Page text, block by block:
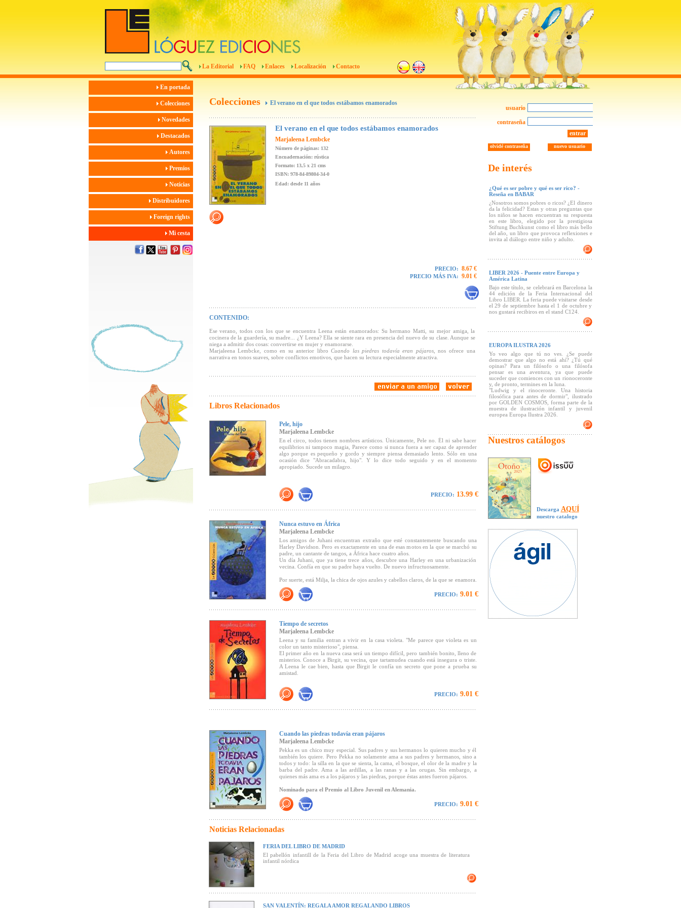
La Editorial FAQ Enlaces Localización Contacto
En portada
Colecciones
Novedades
Destacados
Autores
Premios
Noticias
Distribuidores
Foreign rights
Mi cesta
Colecciones El verano en el que todos estábamos enamorados
El verano en el que todos estábamos enamorados
Marjaleena Lembcke
Número de páginas: 132
Encuadernación: rústica
Formato: 13,5 x 21 cms
ISBN: 978-84-89804-34-0
Edad: desde 11 años
PRECIO: 8.67 €
PRECIO MÁS IVA: 9.01 €
CONTENIDO:
Ese verano, todos con los que se encuentra Leena están enamorados: Su hermano Matti, su mejor amiga, la
cocinera de la guardería, su madre... ¿Y Leena? Ella se siente rara en presencia del nuevo de su clase. Aunque se
niega a admitir dos cosas: convertirse en mujer y enamorarse.
Marjaleena Lembcke, como en su anterior libroCuando las piedras todavía eran pájaros, nos ofrece una
narrativa en tonos suaves, sobre conflictos emotivos, que hacen su lectura especialmente atractiva.
Libros Relacionados
Pele, hijo
Marjaleena Lembcke
En el circo, todos tienen nombres artísticos. Únicamente, Pele no. Él ni sabe hacer
equilibrios ni tampoco magia, Parece como si nunca fuera a ser capaz de aprender
algo porque es pequeño y gordo y siempre piensa demasiado lento. Sólo en una
ocasión dice "Abracadabra, hijo". Y lo dice todo seguido y en el momento
apropiado. Sucede un milagro.
PRECIO: 13.99 €
Nunca estuvo en África
Marjaleena Lembcke
Los amigos de Juhani encuentran extraño que esté constantemente buscando una
Harley Davidson. Pero es exactamente en una de esas motos en la que se marchó su
padre, un cantante de tangos, a África hace cuatro años.
Un día Juhani, que ya tiene trece años, descubre una Harley en una urbanización
vecina. Confía en que su padre haya vuelto. De nuevo infructuosamente.
Por suerte, está Milja, la chica de ojos azules y cabellos claros, de la que se enamora.
Con ella pasará unas vacaciones de verano en la casa de sus abuelos, a la orilla del
lago. Cuando la imagen de su padre comienza a palidecer, cobra inesperadamente
vida.
PRECIO: 9.01 €
Tiempo de secretos
Marjaleena Lembcke
Leena y su familia entran a vivir en la casa violeta. "Me parece que violeta es un
color un tanto misterioso", piensa.
El primer año en la nueva casa será un tiempo difícil, pero también bonito, lleno de
misterios. Conoce a Birgit, su vecina, que tartamudea cuando está insegura o triste.
A Leena le cae bien, hasta que Birgit le confía un secreto que pone a prueba su
amistad.
"Lembcke desliza suavemente su pluma para escribir sin brusquedades, con un gran
equilibrio, esta novela de crecimiento, de búsqueda de la propia identidad, de
aceptación de la lucha entre el bien y el mal... Una novela juvenil confeccionada
PRECIO: 9.01 €
Cuando las piedras todavía eran pájaros
Marjaleena Lembcke
Pekka es un chico muy especial. Sus padres y sus hermanos lo quieren mucho y él
también los quiere. Pero Pekka no solamente ama a sus padres y hermanos, sino a
todos y todo: la silla en la que se sienta, la cama, el bosque, el olor de la madre y la
barba del padre. Ama a las ardillas, a las ranas y a las orugas. Sin embargo, a
quienes más ama es a los pájaros y las piedras, porque éstas antes fueron pájaros.
Nominado para el Premio al Libro Juvenil en Alemania.
"...Pekka es un niño mágico que transforma el dolor en alegría de vivir, la
melancolía en sueños...
inteligente
PRECIO: 9.01 €
Noticias Relacionadas
FERIA DEL LIBRO DE MADRID
El pabellón infantill de la Feria del Libro de Madrid acoge una muestra de literatura
infantil nórdica
SAN VALENTÍN: REGALA AMOR REGALANDO LIBROS
usuario
contraseña
entrar
nuevo usuario
olvidé contraseña
De interés
¿Qué es ser pobre y qué es ser rico? -
Reseña en BABAR
¿Nosotros somos pobres o ricos? ¿El dinero
da la felicidad? Estas y otras preguntas que
los niños se hacen encuentran su respuesta
en este libro, elegido por la prestigiosa
Stiftung Buchkunst como el libro más bello
del año, un libro que provoca reflexiones e
invita al diálogo entre niño y adulto.
LIBER 2026 - Puente entre Europa y
América Latina
Bajo este título, se celebrará en Barcelona la
44 edición de la Feria Internacional del
Libro LIBER. La feria puede visitarse desde
el 29 de septiembre hasta el 1 de octubre y
nos gustará recibiros en el stand C124.
EUROPA ILUSTRA 2026
Yo veo algo que tú no ves. ¿Se puede
demostrar que algo no está ahí? ¿Tú qué
opinas? Para un filósofo o una filósofa
pensar es una aventura, ya que puede
suceder que comiences con un rionoceronte
y, de pronto, termines en la luna.
"Ludwig y el rinoceronte. Una historia
filosófica para antes de dormir", ilustrado
por GOLDEN COSMOS, forma parte de la
muestra de ilustración infantil y juvenil
europea Europa Ilustra 2026.
Nuestros catálogos
Descarga AQUÍ
nuestro catalogo